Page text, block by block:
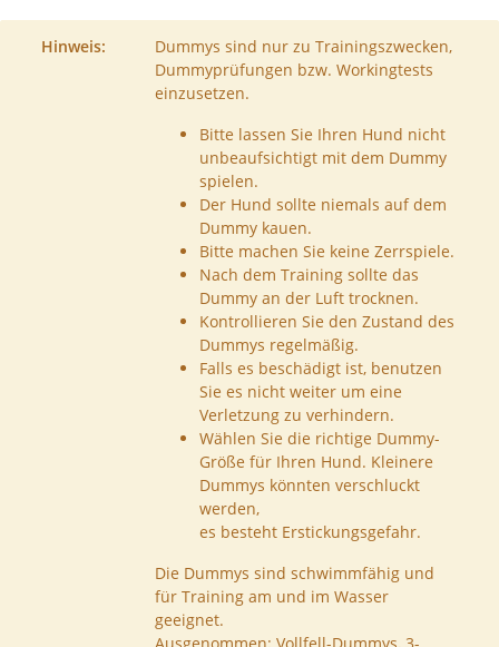
Hinweis:
Dummys sind nur zu Trainingszwecken,
Dummyprüfungen bzw. Workingtests
einzusetzen.
Bitte lassen Sie Ihren Hund nicht
unbeaufsichtigt mit dem Dummy
spielen.
Der Hund sollte niemals auf dem
Dummy kauen.
Bitte machen Sie keine Zerrspiele.
Nach dem Training sollte das
Dummy an der Luft trocknen.
Kontrollieren Sie den Zustand des
Dummys regelmäßig.
Falls es beschädigt ist, benutzen
Sie es nicht weiter um eine
Verletzung zu verhindern.
Wählen Sie die richtige Dummy-
Größe für Ihren Hund. Kleinere
Dummys könnten verschluckt
werden,
es besteht Erstickungsgefahr.
Die Dummys sind schwimmfähig und
für Training am und im Wasser
geeignet.